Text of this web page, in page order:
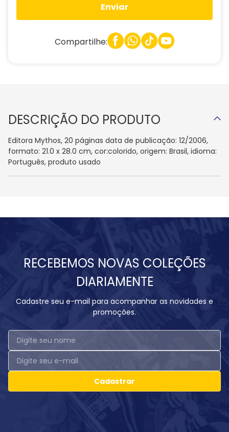
Enviar
Compartilhe:
DESCRIÇÃO DO PRODUTO
Editora Mythos, 20 páginas data de publicação: 12/2006,
formato: 21.0 x 28.0 cm, cor:colorido, origem: Brasil, idioma:
Português, produto usado
RECEBEMOS NOVAS COLEÇÕES
DIARIAMENTE
Cadastre seu e-mail para acompanhar as novidades e
promoções.
Cadastrar